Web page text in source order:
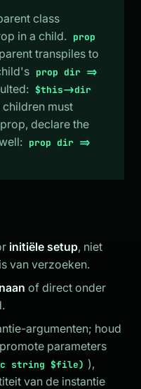
class
in a child.
prop
transpiles to
prop dir =>
$this->dir
children must
declare the
prop dir =>
initiële setup, niet
van verzoeken.
of direct onder
argumenten; houd
parameters
string $file) ),
van de instantie